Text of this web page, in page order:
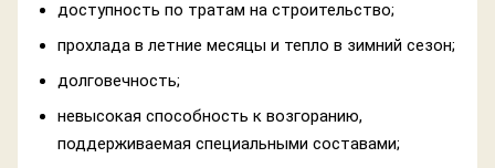
доступность по тратам на строительство;
прохлада в летние месяцы и тепло в зимний сезон;
долговечность;
невысокая способность к возгоранию,
поддерживаемая специальными составами;